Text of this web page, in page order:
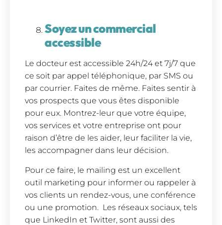
Soyez un commercial
accessible
Le docteur est accessible 24h/24 et 7j/7 que
ce soit par appel téléphonique, par SMS ou
par courrier. Faites de même. Faites sentir à
vos prospects que vous êtes disponible
pour eux. Montrez-leur que votre équipe,
vos services et votre entreprise ont pour
raison d’être de les aider, leur faciliter la vie,
les accompagner dans leur décision.
Pour ce faire, le mailing est un excellent
outil marketing pour informer ou rappeler à
vos clients un rendez-vous, une conférence
ou une promotion. Les réseaux sociaux, tels
que LinkedIn et Twitter, sont aussi des